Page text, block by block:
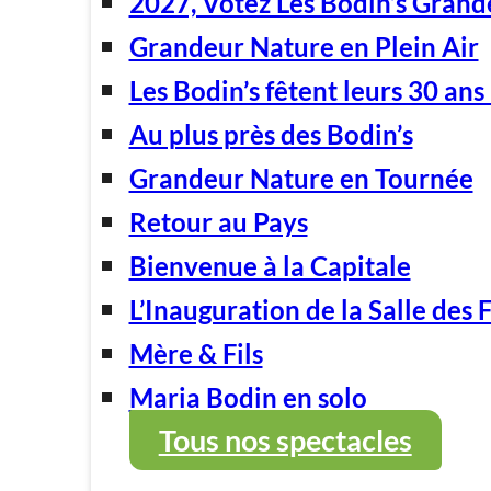
Grandeur Nature en Plein Air
Les Bodin’s fêtent leurs 30 ans
Au plus près des Bodin’s
Grandeur Nature en Tournée
Retour au Pays
Bienvenue à la Capitale
L’Inauguration de la Salle des
Mère & Fils
Maria Bodin en solo
Tous nos spectacles